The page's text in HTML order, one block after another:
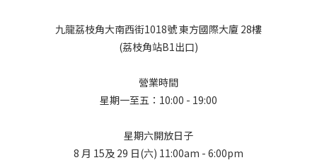
九龍荔枝角大南西街1018號 東方國際大廈 28樓
(荔枝角站B1出口)
營業時間
星期一至五：10:00 - 19:00
星期六開放日子
8 月 15及 29 日(六) 11:00am - 6:00pm